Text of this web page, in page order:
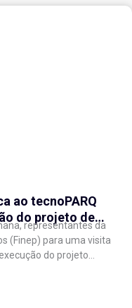
ao tecnoPARQ
do projeto de
representantes da
(Finep) para uma visita
do projeto